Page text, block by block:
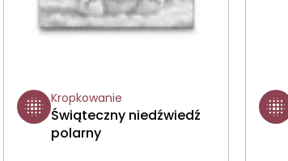
Kropkowanie
Świąteczny niedźwiedź
polarny